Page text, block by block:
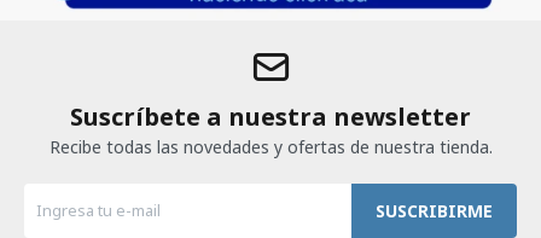
Suscríbete a nuestra newsletter
Recibe todas las novedades y ofertas de nuestra tienda.
SUSCRIBIRME